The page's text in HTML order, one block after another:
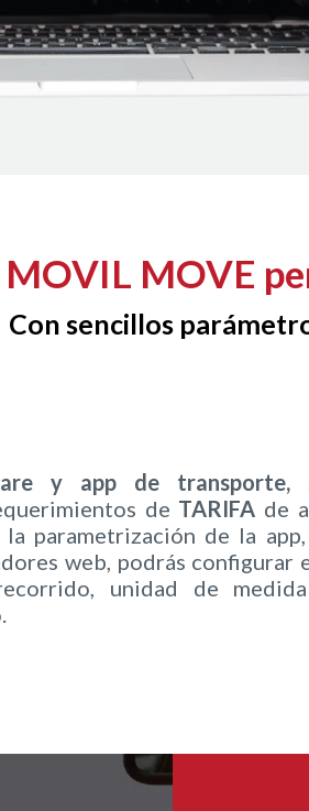
MOVIL MOVE
Con sencillos
y app de transporte,
de TARIFA de
parametrización de la
web, podrás configurar
unidad de